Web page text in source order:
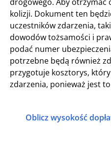
kolizji. Dokument ten
uczestników zdarzenia,
dowodów tożsamości i
podać numer
potrzebne będą również
przygotuje kosztorys,
zdarzenia, ponieważ jest
Oblicz wysokość